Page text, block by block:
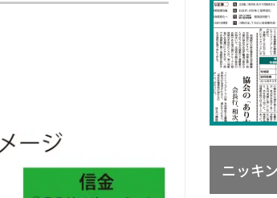
ニッキ